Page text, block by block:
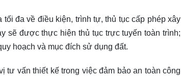
đa về điều kiện, trình tự, thủ tục cấp phép xây
sẽ được thực hiện thủ tục trực tuyến toàn trình;
hoạch và mục đích sử dụng đất.
tư vấn thiết kế trong việc đảm bảo an toàn công